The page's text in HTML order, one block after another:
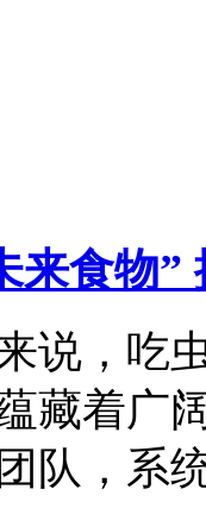
来食物”
说，吃
藏着广
队，